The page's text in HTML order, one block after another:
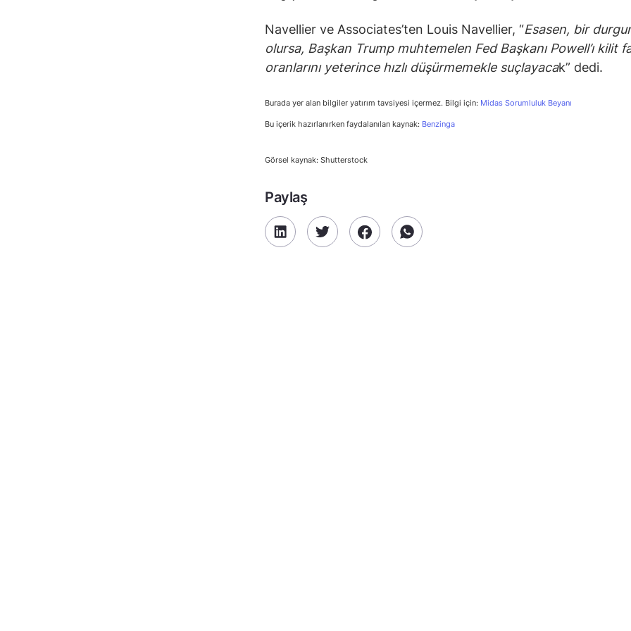
Navellier ve Associates’ten Louis Navellier, “Esasen, bir
olursa, Başkan Trump muhtemelen Fed Başkanı Powell’ı kilit
oranlarını yeterince hızlı düşürmemekle suçlayacak” dedi.
Burada yer alan bilgiler yatırım tavsiyesi içermez. Bilgi için: Midas Sorumluluk Beyanı
Bu içerik hazırlanırken faydalanılan kaynak: Benzinga
Görsel kaynak: Shutterstock
Paylaş